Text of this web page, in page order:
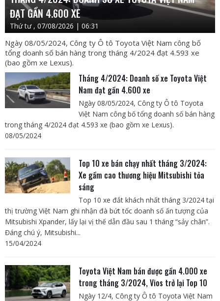
ĐẠT GẦN 4.600 XE
Thứ tư , 07/08/2026 | 06:31
Ngày 08/05/2024, Công ty Ô tô Toyota Việt Nam công bố
tổng doanh số bán hàng trong tháng 4/2024 đạt 4.593 xe
(bao gồm xe Lexus).
Tháng 4/2024: Doanh số xe Toyota Việt
Nam đạt gần 4.600 xe
Ngày 08/05/2024, Công ty Ô tô Toyota
Việt Nam công bố tổng doanh số bán hàng
trong tháng 4/2024 đạt 4.593 xe (bao gồm xe Lexus).
08/05/2024
Top 10 xe bán chạy nhất tháng 3/2024:
Xe gầm cao thương hiệu Mitsubishi tỏa
sáng
Top 10 xe đắt khách nhất tháng 3/2024 tại
thị trường Việt Nam ghi nhận đà bứt tốc doanh số ấn tượng của
Mitsubishi Xpander, lấy lại vị thế dẫn đầu sau 1 tháng “sảy chân”.
Đáng chú ý, Mitsubishi...
15/04/2024
Toyota Việt Nam bán được gần 4.000 xe
trong tháng 3/2024, Vios trở lại Top 10
Ngày 12/4, Công ty Ô tô Toyota Việt Nam